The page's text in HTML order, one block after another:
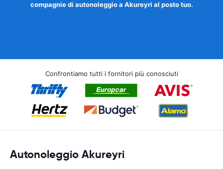
compagnie di autonoleggio a Akureyri al posto tuo.
Confrontiamo tutti i fornitori più conosciuti
Autonoleggio Akureyri